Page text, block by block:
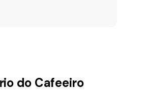
do Cafeeiro